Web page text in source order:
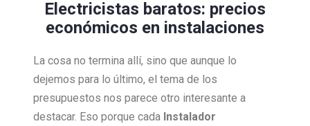
Electricistas baratos: precios
económicos en instalaciones
La cosa no termina allí, sino que aunque lo
dejemos para lo último, el tema de los
presupuestos nos parece otro interesante a
destacar. Eso porque cada Instalador